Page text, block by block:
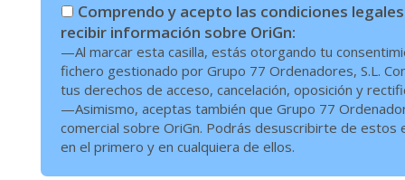
Comprendo y acepto las condiciones
recibir información sobre OriGn:
—Al marcar esta casilla, estás otorgando tu
fichero gestionado por Grupo 77 Ordenadores, S.L.
tus derechos de acceso, cancelación, oposición y
—Asimismo, aceptas también que Grupo 77
comercial sobre OriGn. Podrás desuscribirte de estos
en el primero y en cualquiera de ellos.